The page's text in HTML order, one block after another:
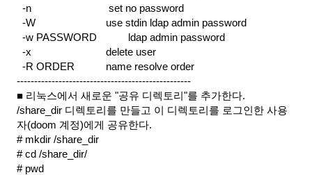
-n
set no password
-W
use stdin ldap admin password
-w PASSWORD
ldap admin password
-x
delete user
-R ORDER
name resolve order
--------------------------------------------------
■ 리눅스에서 새로운 "공유 디렉토리"를 추가한다.
/share_dir 디렉토리를 만들고 이 디렉토리를 로그인한 사용
자(doom 계정)에게 공유한다.
# mkdir /share_dir
# cd /share_dir/
# pwd